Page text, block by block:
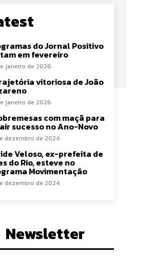
do Jornal Positivo
em fevereiro
janeiro de 2026
vitoriosa de João
janeiro de 2026
com maçã para
sucesso no Ano-Novo
dezembro de 2024
Veloso, ex-prefeita de
do Rio, esteve no
Movimentação
dezembro de 2024
Newsletter